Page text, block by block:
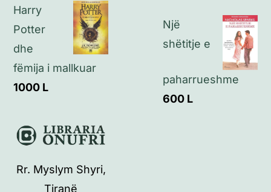
Harry
Potter
dhe
fëmija i mallkuar
1000 L
Një
shëtitje e
paharrueshme
600 L
Rr. Myslym Shyri,
Tiranë